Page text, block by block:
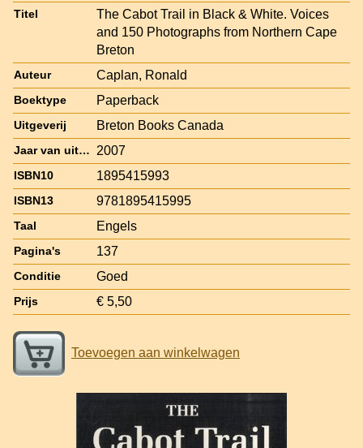
Titel
The Cabot Trail in Black & White. Voices
and 150 Photographs from Northern Cape
Breton
Auteur Caplan, Ronald
Boektype Paperback
Uitgeverij Breton Books Canada
Jaar van uitgave 2007
ISBN10 1895415993
ISBN13 9781895415995
Taal Engels
Pagina's 137
Conditie Goed
Prijs € 5,50
Toevoegen aan winkelwagen